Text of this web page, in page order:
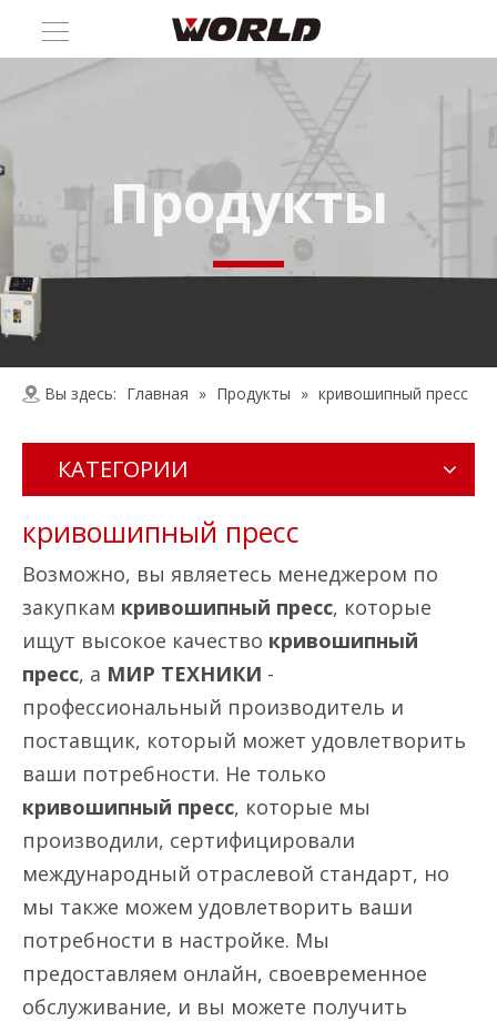
Продукты
Вы здесь: Главная » Продукты » кривошипный пресс
КАТЕГОРИИ
кривошипный пресс
Возможно, вы являетесь менеджером по
закупкам кривошипный пресс, которые
ищут высокое качество кривошипный
пресс, а МИР ТЕХНИКИ -
профессиональный производитель и
поставщик, который может удовлетворить
ваши потребности. Не только
кривошипный пресс, которые мы
производили, сертифицировали
международный отраслевой стандарт, но
мы также можем удовлетворить ваши
потребности в настройке. Мы
предоставляем онлайн, своевременное
обслуживание, и вы можете получить